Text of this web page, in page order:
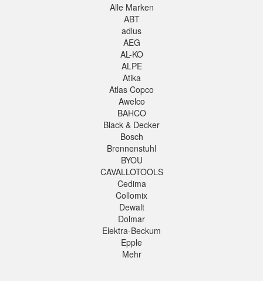
Alle Marken
ABT
adlus
AEG
AL-KO
ALPE
Atika
Atlas Copco
Awelco
BAHCO
Black & Decker
Bosch
Brennenstuhl
BYOU
CAVALLOTOOLS
Cedima
Collomix
Dewalt
Dolmar
Elektra-Beckum
Epple
Mehr